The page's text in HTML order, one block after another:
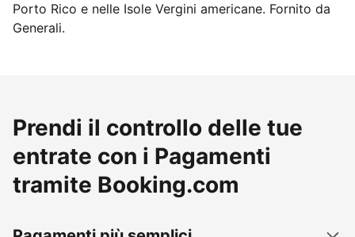
Porto Rico e nelle Isole Vergini americane. Fornito da
Generali.
Prendi il controllo delle tue
entrate con i Pagamenti
tramite Booking.com